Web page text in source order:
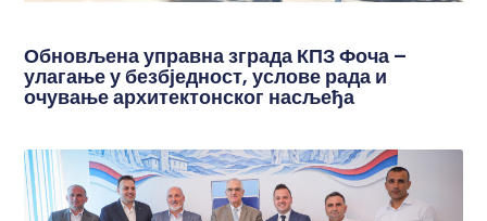
Обновљена управна зграда КПЗ Фоча –
улагање у безбједност, услове рада и
очување архитектонског насљеђа